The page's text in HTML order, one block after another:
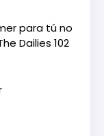
para tú no
Dailies 102